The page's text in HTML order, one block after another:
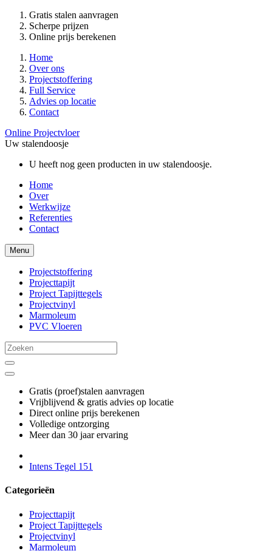
Gratis stalen aanvragen
Scherpe prijzen
Online prijs berekenen
Home
Over ons
Projectstoffering
Full Service
Advies op locatie
Contact
Online Projectvloer
Uw stalendoosje
U heeft nog geen producten in uw stalendoosje.
Home
Over
Werkwijze
Referenties
Contact
Menu
Projectstoffering
Projecttapijt
Project Tapijttegels
Projectvinyl
Marmoleum
PVC Vloeren
Gratis (proef)stalen aanvragen
Vrijblijvend & gratis advies op locatie
Direct online prijs berekenen
Volledige ontzorging
Meer dan 30 jaar ervaring
Intens Tegel 151
Categorieën
Projecttapijt
Project Tapijttegels
Projectvinyl
Marmoleum